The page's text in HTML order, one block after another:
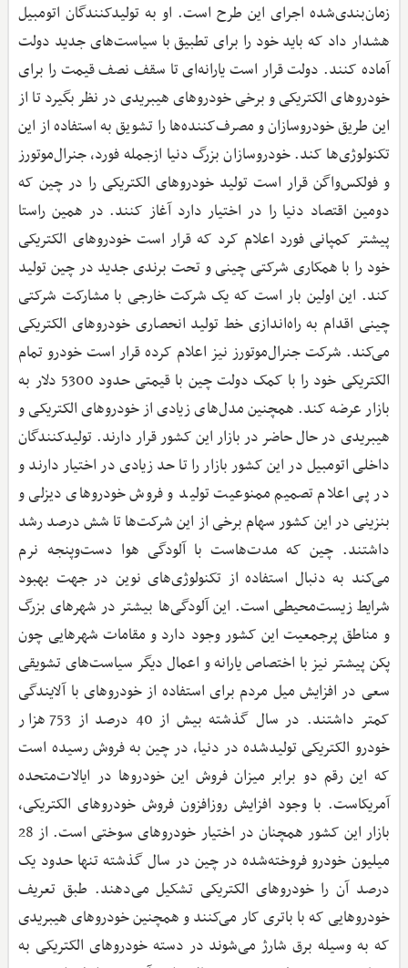
زمان‌بندی‌شده اجرای این طرح است. او به تولیدکنندگان اتومبیل
هشدار داد که باید خود را برای تطبیق با سیاست‌های جدید دولت
آماده کنند. دولت قرار است یارانه‌ای تا سقف نصف قیمت را برای
خودروهای الکتریکی و برخی خودروهای هیبریدی در نظر بگیرد تا از
این طریق خودروسازان و مصرف‌کننده‌ها را تشویق به استفاده از این
تکنولوژی‌ها کند. خودروسازان بزرگ دنیا ازجمله فورد، جنرال‌موتورز
و فولکس‌واگن قرار است تولید خودروهای الکتریکی را در چین که
دومین اقتصاد دنیا را در اختیار دارد آغاز کنند. در همین راستا
پیشتر کمپانی فورد اعلام کرد که قرار است خودروهای الکتریکی
خود را با همکاری شرکتی چینی و تحت برندی جدید در چین تولید
کند. این اولین بار است که یک شرکت خارجی با مشارکت شرکتی
چینی اقدام به راه‌اندازی خط تولید انحصاری خودروهای الکتریکی
می‌کند. شرکت جنرال‌موتورز نیز اعلام کرده قرار است خودرو تمام
الکتریکی خود را با کمک دولت چین با قیمتی حدود 5300 دلار به
بازار عرضه کند. همچنین مدل‌های زیادی از خودروهای الکتریکی و
هیبریدی در حال حاضر در بازار این کشور قرار دارند. تولیدکنندگان
داخلی اتومبیل در این کشور بازار را تا حد زیادی در اختیار دارند و
در پی اعلام تصمیم ممنوعیت تولید و فروش خودروهای دیزلی و
بنزینی در این کشور سهام برخی از این شرکت‌ها تا شش درصد رشد
داشتند. چین که مدت‌هاست با آلودگی هوا دست‌وپنجه نرم
می‌کند به دنبال استفاده از تکنولوژی‌های نوین در جهت بهبود
شرایط زیست‌محیطی است. این آلودگی‌ها بیشتر در شهرهای بزرگ
و مناطق پرجمعیت این کشور وجود دارد و مقامات شهرهایی چون
پکن پیشتر نیز با اختصاص یارانه و اعمال دیگر سیاست‌های تشویقی
سعی در افزایش میل مردم برای استفاده از خودروهای با آلایندگی
کمتر داشتند. در سال گذشته بیش از 40 درصد از 753 هزار
خودرو الکتریکی تولیدشده در دنیا، در چین به فروش رسیده است
که این رقم دو برابر میزان فروش این خودروها در ایالات‌متحده
آمریکاست. با وجود افزایش روزافزون فروش خودروهای الکتریکی،
بازار این کشور همچنان در اختیار خودروهای سوختی است. از 28
میلیون خودرو فروخته‌شده در چین در سال گذشته تنها حدود یک
درصد آن را خودروهای الکتریکی تشکیل می‌دهند. طبق تعریف
خودروهایی که با باتری کار می‌کنند و همچنین خودروهای هیبریدی
که به ‌وسیله برق شارژ می‌شوند در دسته خودروهای الکتریکی به